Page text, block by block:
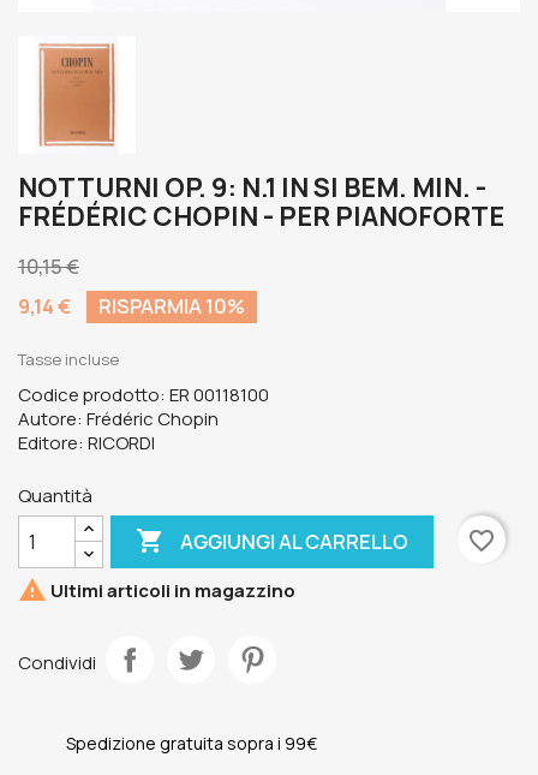
NOTTURNI OP. 9: N.1 IN SI BEM. MIN. -
FRÉDÉRIC CHOPIN - PER PIANOFORTE
10,15 €
9,14 €
RISPARMIA 10%
Tasse incluse
Codice prodotto: ER 00118100
Autore: Frédéric Chopin
Editore: RICORDI
Quantità
 AGGIUNGI AL CARRELLO
favorite_border
 Ultimi articoli in magazzino
Condividi
Spedizione gratuita sopra i 99€